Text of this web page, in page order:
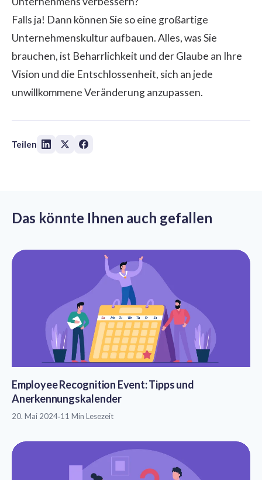
Falls ja! Dann können Sie so eine großartige
Unternehmenskultur aufbauen. Alles, was Sie
brauchen, ist Beharrlichkeit und der Glaube an Ihre
Vision und die Entschlossenheit, sich an jede
unwillkommene Veränderung anzupassen.
Teilen
Das könnte Ihnen auch gefallen
Employee Recognition Event: Tipps und
Anerkennungskalender
20. Mai 2024·11 Min Lesezeit